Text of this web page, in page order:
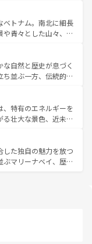
ラエティ豊かな料理
は コンテンツ一覧を参
然美を楽しむことが
品のストリートフード
いる。夜には、韓国な
魅力を心ゆくまで味
新着の韓国情報はコンテンツ一
ベトナム。南北に細長
や青々とした山々、世
イの古い町並みやホ
も、独特の雰囲気を
豊かさとおいしさで
コーヒーなどは、ぜ
れてもあたたかい人々
忘れられない旅にな
自然と歴史が息づく
並ぶ一方、伝統的な
ンマイなどの山岳地
ケットやクラビの美し
ができる。タイ料理
節にも異なる楽しみ
人々、仏教を中心とし
れる旅人を魅了し続
、特有のエネルギーを
壮大な景色、近未来
光スポットが密集し
のも魅力。息をのむよ
を存分に楽しみ尽く
した独自の魅力を放つ
マリーナベイ、歴史
る外せないスポット